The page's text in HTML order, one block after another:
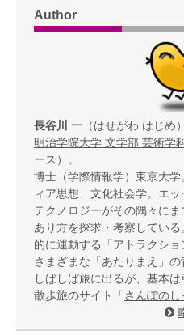
Author
長谷川 一 （はせがわ はじめ）
明治学院大学 文学部 芸術学
ース）。
博士（学際情報学）東京大
ィア思想、文化社会学。エッ
テクノロジーがその隅々に
あり方を探求・考察してい
的に運動する「アトラクショ
さまざまな「あたりまえ」の
しばしば旅に出るが、基本は
散歩旅のサイト「 さんぽのし